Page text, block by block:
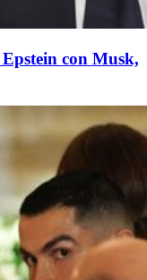
con Musk,